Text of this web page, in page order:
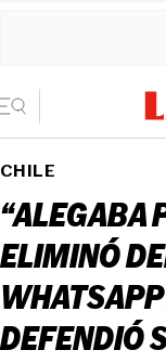
CHILE
“ALEGABA
ELIMINÓ
DEFENDIÓ